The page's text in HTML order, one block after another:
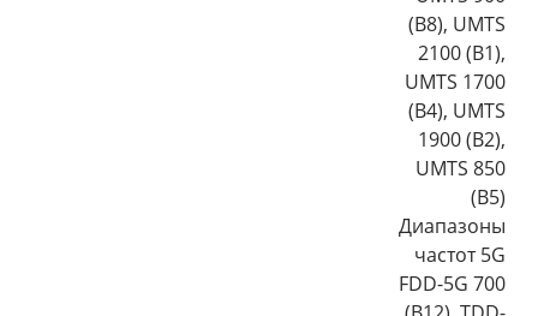
(B8), UMTS
2100 (B1),
UMTS 1700
(B4), UMTS
1900 (B2),
UMTS 850
(B5)
Диапазоны
частот 5G
FDD-5G 700